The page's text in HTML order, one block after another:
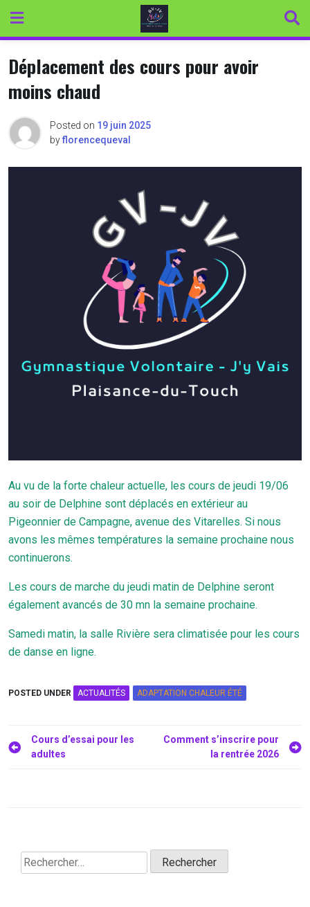
content
Déplacement des cours pour avoir
moins chaud
Posted on 19 juin 2025
byflorencequeval
Au vu de la forte chaleur actuelle, les cours de jeudi 19/06
au soir de Delphine sont déplacés en extérieur au
Pigeonnier de Campagne, avenue des Vitarelles. Si nous
avons les mêmes températures la semaine prochaine nous
continuerons.
Les cours de marche du jeudi matin de Delphine seront
également avancés de 30 mn la semaine prochaine.
Samedi matin, la salle Rivière sera climatisée pour les cours
de danse en ligne.
POSTED UNDER ACTUALITÉS ADAPTATION CHALEUR ÉTÉ
Navigation
Cours d’essai pour les
adultes
Comment s’inscrire pour
la rentrée 2026
Rechercher :